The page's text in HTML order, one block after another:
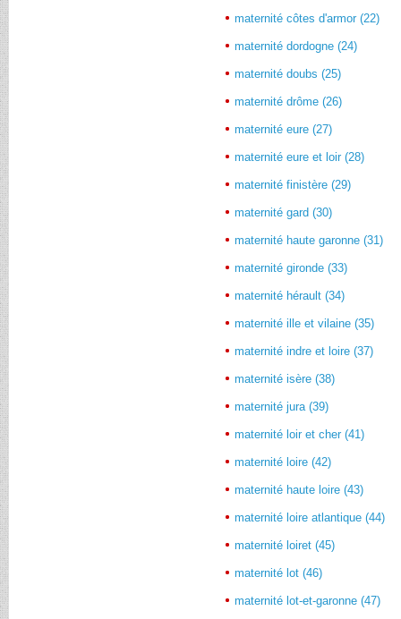
maternité côtes d'armor (22)
maternité dordogne (24)
maternité doubs (25)
maternité drôme (26)
maternité eure (27)
maternité eure et loir (28)
maternité finistère (29)
maternité gard (30)
maternité haute garonne (31)
maternité gironde (33)
maternité hérault (34)
maternité ille et vilaine (35)
maternité indre et loire (37)
maternité isère (38)
maternité jura (39)
maternité loir et cher (41)
maternité loire (42)
maternité haute loire (43)
maternité loire atlantique (44)
maternité loiret (45)
maternité lot (46)
maternité lot-et-garonne (47)